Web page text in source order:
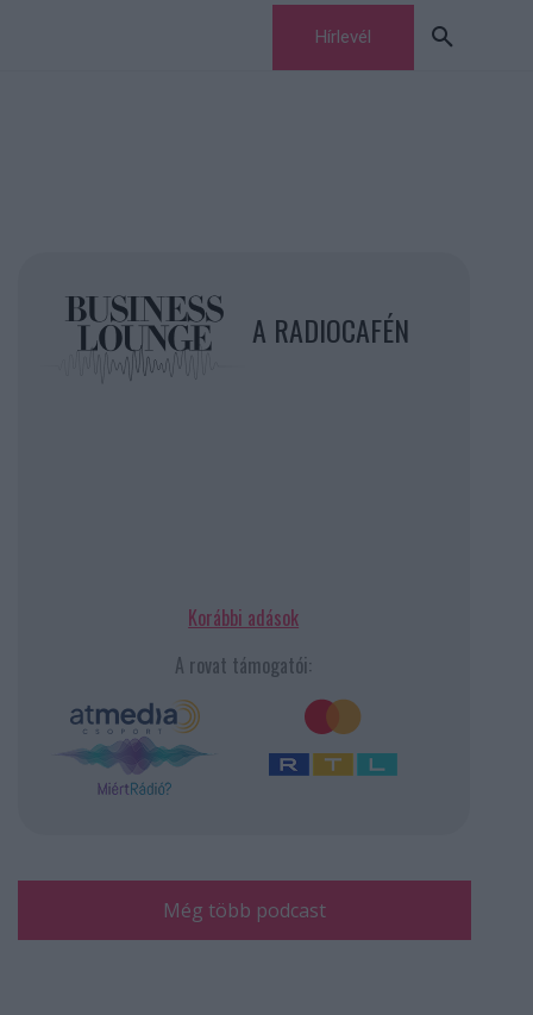
Hírlevél
A RADIOCAFÉN
Korábbi adások
A rovat támogatói:
Még több podcast